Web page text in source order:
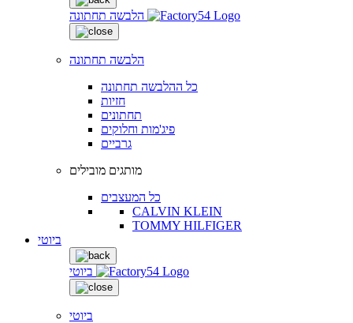
הלבשה תחתונה
הלבשה תחתונה
כל ההלבשה תחתונה
חזיות
תחתונים
פיג'מות וחלוקים
גרביים
מותגים מובילים
כל המעצבים
CALVIN KLEIN
TOMMY HILFIGER
ביוטי
ביוטי
ביוטי